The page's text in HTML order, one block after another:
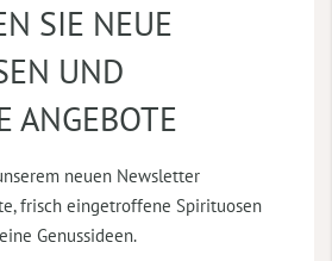
SIE NEUE
UND
ANGEBOTE
neuen Newsletter
frisch eingetroffene Spirituosen
Genussideen.